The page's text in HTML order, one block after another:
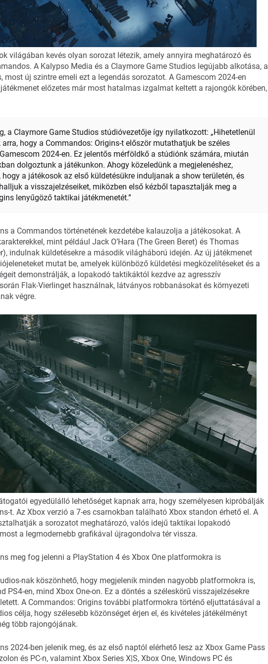
világában kevés olyan sorozat létezik, amely annyira meghatározó és
A Kalypso Media és a Claymore Game Studios legújabb alkotása, a
most új szintre emeli ezt a legendás sorozatot. A Gamescom 2024-en
előzetes már most hatalmas izgalmat keltett a rajongók körében,
a Claymore Game Studios stúdióvezetője így nyilatkozott: „Hihetetlenül
hogy a Commandos: Origins-t először mutathatjuk be széles
2024-en. Ez jelentős mérföldkő a stúdiónk számára, miután
dolgoztunk a játékunkon. Ahogy közeledünk a megjelenéshez,
a játékosok az első küldetésükre induljanak a show területén, és
a visszajelzéseiket, miközben első kézből tapasztalják meg a
lenyűgöző taktikai játékmenetét.”
a Commandos történetének kezdetébe kalauzolja a játékosokat. A
mint például Jack O’Hara (The Green Beret) és Thomas
indulnak küldetésekre a második világháború idején. Az új játékmenet
mutat be, amelyek különböző küldetési megközelítéseket és a
demonstrálják, a lopakodó taktikáktól kezdve az agresszív
Flak-Vierlinget használnak, látványos robbanásokat és környezeti
végre.
egyedülálló lehetőséget kapnak arra, hogy személyesen kipróbálják
t. Az Xbox verzió a 7-es csarnokban található Xbox standon érhető el. A
a sorozatot meghatározó, valós idejű taktikai lopakodó
a legmodernebb grafikával újragondolva tér vissza.
meg fog jelenni a PlayStation 4 és Xbox One platformokra is
nak köszönhető, hogy megjelenik minden nagyobb platformokra is,
PS4-en, mind Xbox One-on. Ez a döntés a széleskörű visszajelzésekre
A Commandos: Origins további platformokra történő eljuttatásával a
célja, hogy szélesebb közönséget érjen el, és kivételes játékélményt
több rajongójának.
2024-ben jelenik meg, és az első naptól elérhető lesz az Xbox Game Pass
és PC-n, valamint Xbox Series X|S, Xbox One, Windows PC és